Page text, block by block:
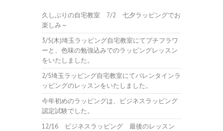
久しぶりの自宅教室 7/2 七夕ラッピングでお
楽しみ～
3/5(木)埼玉ラッピング自宅教室にてプチフラワ
ーと、色味の勉強込みでのラッピングレッスン
をいたしました。
2/5埼玉ラッピング自宅教室にてバレンタインラ
ッピングのレッスンをいたしました。
今年初めのラッピングは、ビジネスラッピング
認定試験でした。
12/16 ビジネスラッピング 最後のレッスン